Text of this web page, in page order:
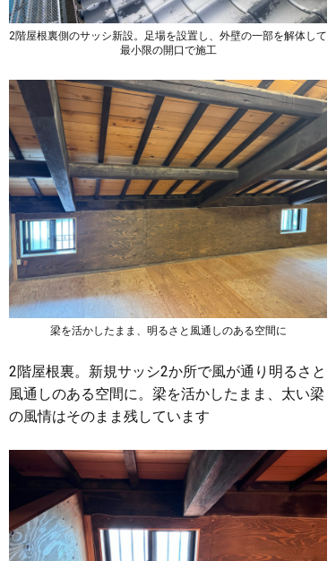
2階屋根裏側のサッシ新設。足場を設置し、外壁の一部を解体して
最小限の開口で施工
梁を活かしたまま、明るさと風通しのある空間に
2階屋根裏。新規サッシ2か所で風が通り明るさと
風通しのある空間に。梁を活かしたまま、太い梁
の風情はそのまま残しています